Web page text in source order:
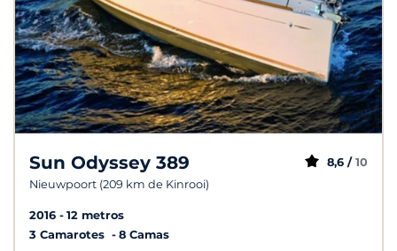
Sun Odyssey 389
Nieuwpoort (209 km de Kinrooi)
8,6 / 10
2016
12 metros
3 Camarotes
8 Camas